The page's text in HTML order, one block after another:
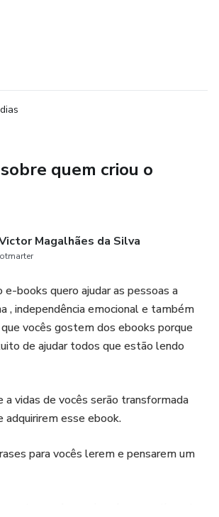
pessoa é única, por isso,
para ajustar a receita de acordo com
possíveis, levando em consideração
todas as informações necessárias
forma correta e alcançar seus
oferece dicas e orientações para
e bem-estar em dia.
em sua saúde e bem-estar com a
em 30 Dias. Emagrecer, saúde e bem-
chave que nossos clientes buscam
aqui para ajudá-lo a conquistar
comece hoje mesmo sua jornada rumo a
e confiante. Adquira agora a
em 30 Dias e surpreenda-se com as
quem criou o
Magalhães da Silva
e-books quero ajudar as pessoas a
, independência emocional e também
vocês gostem dos ebooks porque
de ajudar todos que estão lendo
a vidas de vocês serão transformada
adquirirem esse ebook.
para vocês lerem e pensarem um